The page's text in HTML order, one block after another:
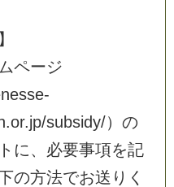
】
ムページ
nesse-
.or.jp/subsidy/） の
ト に、 必要事項を記
の方法でお送 り く